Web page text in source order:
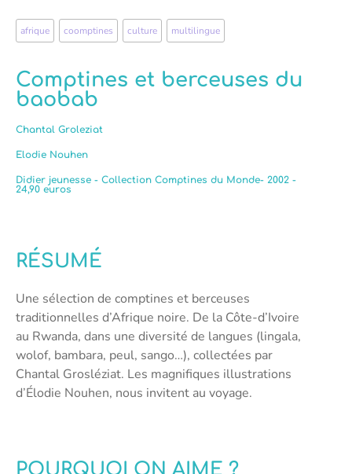
afrique coomptines culture multilingue
Comptines et berceuses du
baobab
Chantal Groleziat
Elodie Nouhen
Didier jeunesse - Collection Comptines du Monde- 2002 -
24,90 euros
RÉSUMÉ
Une sélection de comptines et berceuses
traditionnelles d’Afrique noire. De la Côte-d’Ivoire
au Rwanda, dans une diversité de langues (lingala,
wolof, bambara, peul, sango…), collectées par
Chantal Grosléziat. Les magnifiques illustrations
d’Élodie Nouhen, nous invitent au voyage.
POURQUOI ON AIME ?